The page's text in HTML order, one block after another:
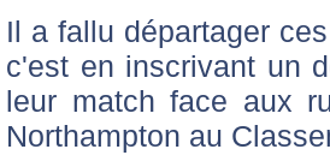
Il a fallu départager
c'est en inscrivant un
leur match face aux
Northampton au